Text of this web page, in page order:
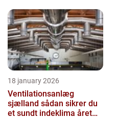
18 january 2026
Ventilationsanlæg
sjælland sådan sikrer du
et sundt indeklima året